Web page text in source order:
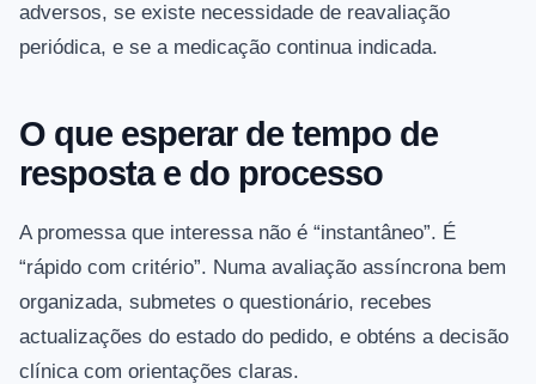
adversos, se existe necessidade de reavaliação
periódica, e se a medicação continua indicada.
O que esperar de tempo de
resposta e do processo
A promessa que interessa não é “instantâneo”. É
“rápido com critério”. Numa avaliação assíncrona bem
organizada, submetes o questionário, recebes
actualizações do estado do pedido, e obténs a decisão
clínica com orientações claras.